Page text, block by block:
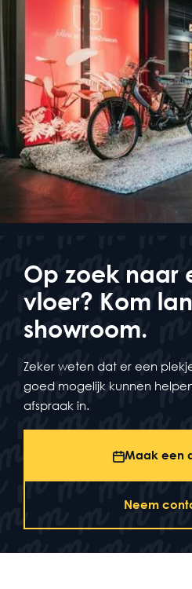
Op zoek naar
vloer? Kom
showroom.
Zeker weten dat er een
goed mogelijk kunnen
afspraak in.
Maak een
Neem